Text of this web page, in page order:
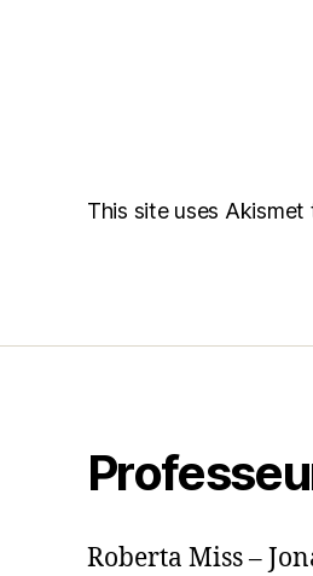
This site uses Akismet
Roberta Miss –